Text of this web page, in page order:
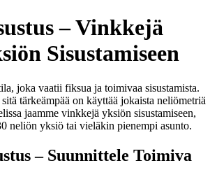
– Vinkkejä
Sisustamiseen
joka vaatii fiksua ja toimivaa sisustamista.
tärkeämpää on käyttää jokaista neliömetriä
jaamme vinkkejä yksiön sisustamiseen,
neliön yksiö tai vieläkin pienempi asunto.
– Suunnittele Toimiva